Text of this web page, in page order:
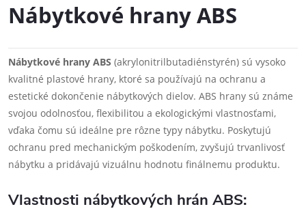
Nábytkové hrany ABS
Nábytkové hrany ABS (akrylonitrilbutadiénstyrén) sú vysoko
kvalitné plastové hrany, ktoré sa používajú na ochranu a
estetické dokončenie nábytkových dielov. ABS hrany sú známe
svojou odolnosťou, flexibilitou a ekologickými vlastnosťami,
vďaka čomu sú ideálne pre rôzne typy nábytku. Poskytujú
ochranu pred mechanickým poškodením, zvyšujú trvanlivosť
nábytku a pridávajú vizuálnu hodnotu finálnemu produktu.
Vlastnosti nábytkových hrán ABS: